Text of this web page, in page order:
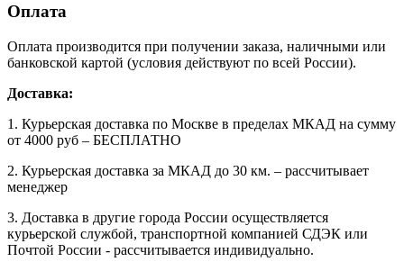
Оплата
Оплата производится при получении заказа, наличными или
банковской картой (условия действуют по всей России).
Доставка:
1. Курьерская доставка по Москве в пределах МКАД на сумму
от 4000 руб – БЕСПЛАТНО
2. Курьерская доставка за МКАД до 30 км. – рассчитывает
менеджер
3. Доставка в другие города России осуществляется
курьерской службой, транспортной компанией СДЭК или
Почтой России - рассчитывается индивидуально.